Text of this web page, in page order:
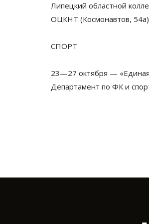
Липецкий областной
ОЦКНТ (Космонавтов, 54а)
СПОРТ
23—27 октября — «
Департамент по ФК и